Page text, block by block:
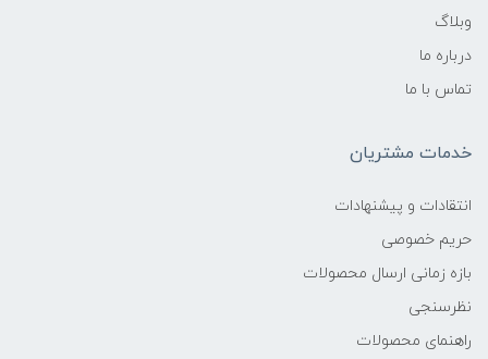
وبلاگ
درباره ما
تماس با ما
خدمات مشتریان
انتقادات و پیشنهادات
حریم خصوصی
بازه زمانی ارسال محصولات
نظرسنجی
راهنمای محصولات